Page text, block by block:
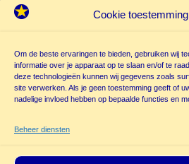
Cookie
Om de beste ervaringen te bieden, gebruiken wij
informatie over je apparaat op te slaan en/of te
deze technologieën kunnen wij gegevens zoals
site verwerken. Als je geen toestemming geeft of
nadelige invloed hebben op bepaalde functies en
Beheer diensten
3823 VH Amersfoort
M 06 20 26 94 61
info@
poppentheatercassiopeia.nl